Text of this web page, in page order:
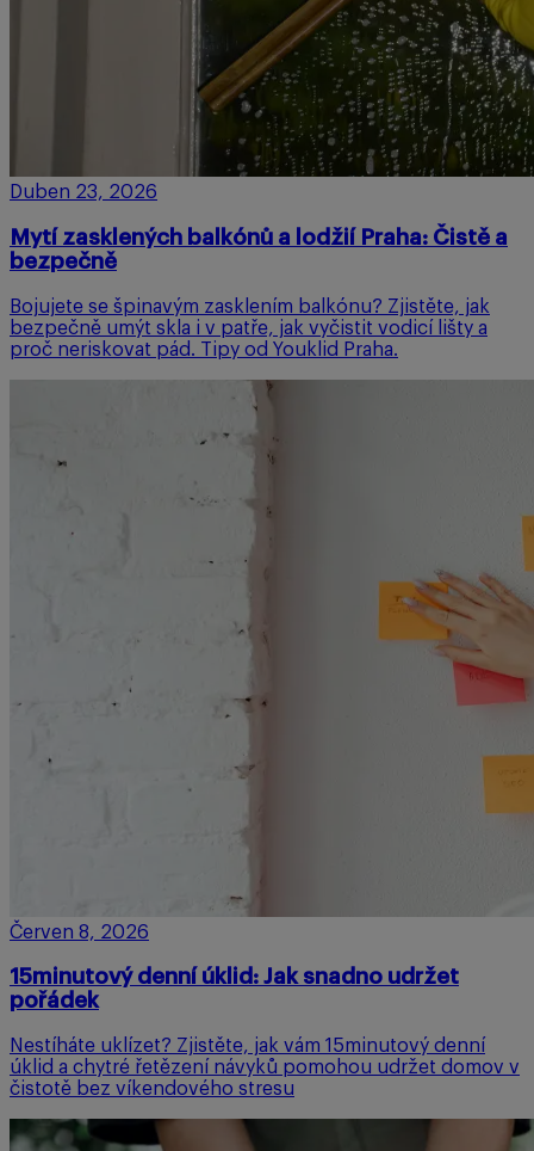
Duben 23, 2026
Mytí zasklených balkónů a lodžií Praha: Čistě a
bezpečně
Bojujete se špinavým zasklením balkónu? Zjistěte, jak
bezpečně umýt skla i v patře, jak vyčistit vodicí lišty a
proč neriskovat pád. Tipy od Youklid Praha.
Červen 8, 2026
15minutový denní úklid: Jak snadno udržet
pořádek
Nestíháte uklízet? Zjistěte, jak vám 15minutový denní
úklid a chytré řetězení návyků pomohou udržet domov v
čistotě bez víkendového stresu